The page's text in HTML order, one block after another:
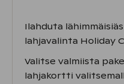
Ilahduta
lahjavalinta Holiday
Valitse valmiista
lahjakortti